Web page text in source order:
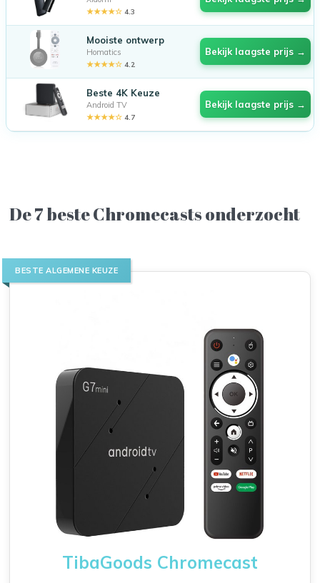
★★★★☆ 4.3
Mooiste ontwerp
Homatics
★★★★☆ 4.2
Bekijk laagste prijs →
Beste 4K Keuze
Android TV
★★★★☆ 4.7
Bekijk laagste prijs →
De 7 beste Chromecasts onderzocht
BESTE ALGEMENE KEUZE
TibaGoods Chromecast